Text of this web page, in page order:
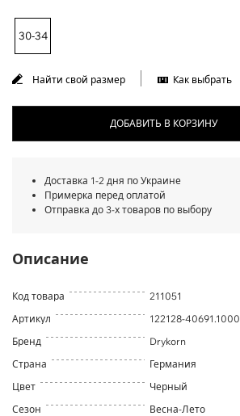
30-34
Найти свой размер Как выбрать
ДОБАВИТЬ В КОРЗИНУ
Доставка 1-2 дня по Украине
Примерка перед оплатой
Отправка до 3-х товаров по выбору
Описание
Код товара
211051
Артикул
122128-40691.1000
Бренд
Drykorn
Страна
Германия
Цвет
Черный
Сезон
Весна-Лето